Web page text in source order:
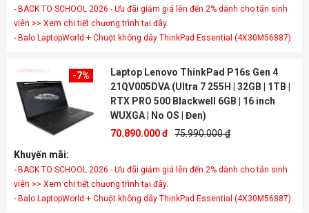
- BACK TO SCHOOL 2026 - Ưu đãi giảm giá lên đến 2% dành cho tân sinh
viên >> Xem chi tiết chương trình tại đây.
- Balo LaptopWorld + Chuột không dây ThinkPad Essential (4X30M56887)
-7%
Laptop Lenovo ThinkPad P16s Gen 4
21QV005DVA (Ultra 7 255H | 32GB | 1TB |
RTX PRO 500 Blackwell 6GB | 16 inch
WUXGA | No OS | Đen)
70.890.000 đ 75.990.000 ₫
Khuyến mãi:
- BACK TO SCHOOL 2026 - Ưu đãi giảm giá lên đến 2% dành cho tân sinh
viên >> Xem chi tiết chương trình tại đây.
- Balo LaptopWorld + Chuột không dây ThinkPad Essential (4X30M56887)